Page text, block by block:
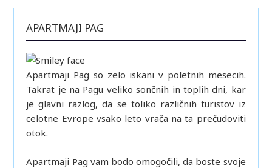
APARTMAJI PAG
Apartmaji Pag so zelo iskani v poletnih mesecih.
Takrat je na Pagu veliko sončnih in toplih dni, kar
je glavni razlog, da se toliko različnih turistov iz
celotne Evrope vsako leto vrača na ta prečudoviti
otok.
Apartmaji Pag vam bodo omogočili, da boste svoje